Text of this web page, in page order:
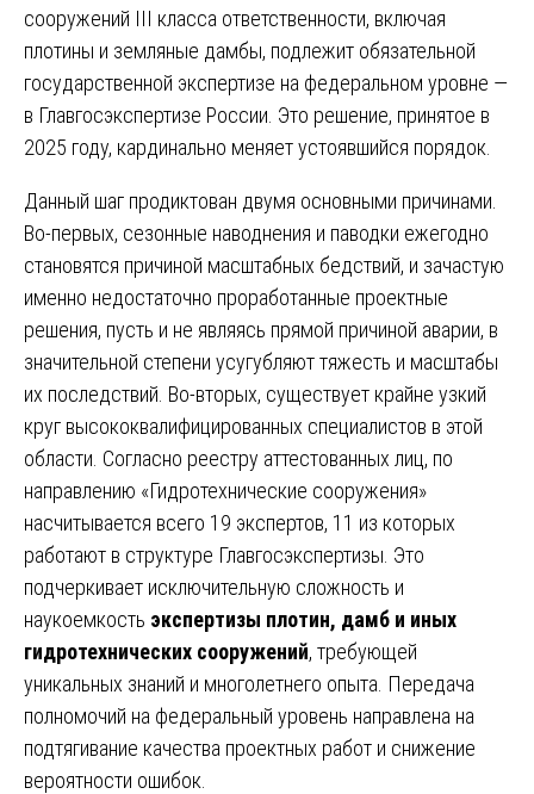
сооружений III класса ответственности, включая
плотины и земляные дамбы, подлежит обязательной
государственной экспертизе на федеральном уровне —
в Главгосэкспертизе России. Это решение, принятое в
2025 году, кардинально меняет устоявшийся порядок.
Данный шаг продиктован двумя основными причинами.
Во-первых, сезонные наводнения и паводки ежегодно
становятся причиной масштабных бедствий, и зачастую
именно недостаточно проработанные проектные
решения, пусть и не являясь прямой причиной аварии, в
значительной степени усугубляют тяжесть и масштабы
их последствий. Во-вторых, существует крайне узкий
круг высококвалифицированных специалистов в этой
области. Согласно реестру аттестованных лиц, по
направлению «Гидротехнические сооружения»
насчитывается всего 19 экспертов, 11 из которых
работают в структуре Главгосэкспертизы. Это
подчеркивает исключительную сложность и
наукоемкость экспертизы плотин, дамб и иных
гидротехнических сооружений, требующей
уникальных знаний и многолетнего опыта. Передача
полномочий на федеральный уровень направлена на
подтягивание качества проектных работ и снижение
вероятности ошибок.